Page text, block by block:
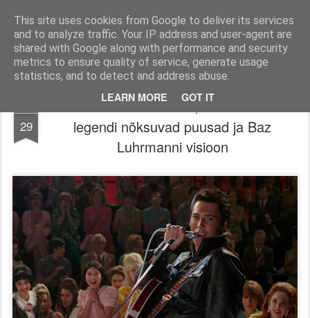
This site uses cookies from Google to deliver its services
and to analyze traffic. Your IP address and user-agent are
shared with Google along with performance and security
metrics to ensure quality of service, generate usage
statistics, and to detect and address abuse.
LEARN MORE GOT IT
Filmid, mängud ja muu huvitav! Filmi-, mängu- ja tootearvustused, TOP nimekirjad ja palju muud huvitavat.
Pages
29
"Elvis" on kvaliteetfilm, kus kohtuvad
legendi nõksuvad puusad ja Baz
Luhrmanni visioon